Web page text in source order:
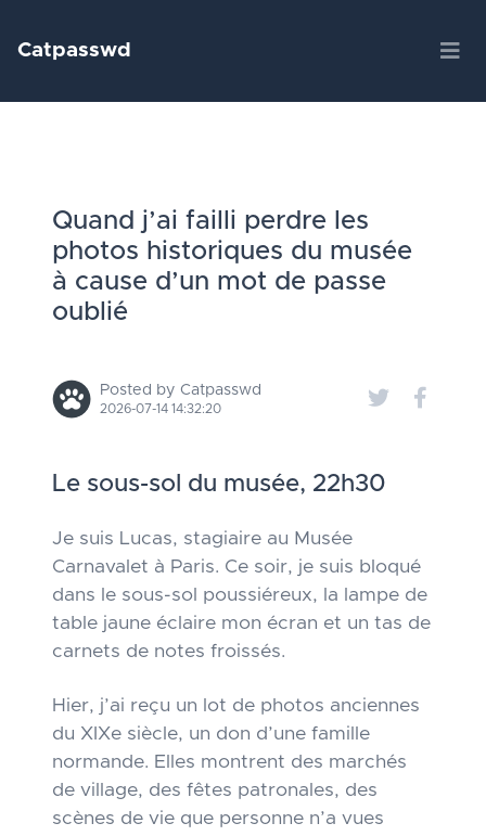
Catpasswd
Quand j’ai failli perdre les
photos historiques du musée
à cause d’un mot de passe
oublié
Posted by Catpasswd
2026-07-14 14:32:20
Le sous-sol du musée, 22h30
Je suis Lucas, stagiaire au Musée
Carnavalet à Paris. Ce soir, je suis bloqué
dans le sous-sol poussiéreux, la lampe de
table jaune éclaire mon écran et un tas de
carnets de notes froissés.
Hier, j’ai reçu un lot de photos anciennes
du XIXe siècle, un don d’une famille
normande. Elles montrent des marchés
de village, des fêtes patronales, des
scènes de vie que personne n’a vues